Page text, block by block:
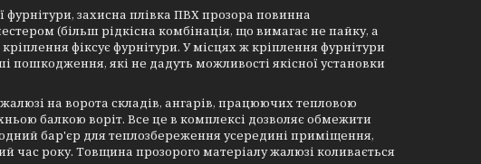
фурнітури, захисна плівка ПВХ прозора повинна
(більш рідкісна комбінація, що вимагає не пайку, а
фіксує фурнітури. У місцях ж кріплення фурнітури
пошкодження, які не дадуть можливості якісної установки
на ворота складів, ангарів, працюючих тепловою
балкою воріт. Все це в комплексі дозволяє обмежити
бар'єр для теплозбереження усередині приміщення,
року. Товщина прозорого матеріалу жалюзі коливається